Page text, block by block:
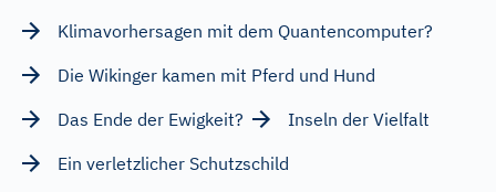
Klimavorhersagen mit dem Quantencomputer?
Die Wikinger kamen mit Pferd und Hund
Das Ende der Ewigkeit?
Inseln der Vielfalt
Ein verletzlicher Schutzschild